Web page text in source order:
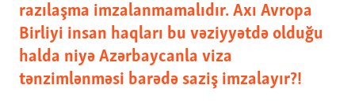
razılaşma imzalanmamalıdır. Axı Avropa
Birliyi insan haqları bu vəziyyətdə olduğu
halda niyə Azərbaycanla viza
tənzimlənməsi barədə saziş imzalayır?!